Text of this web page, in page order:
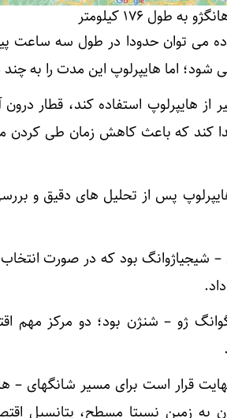
۱۷۶ کیلومتر
را با جاده می توان حدودا در طول سه
اما هایپرلوپ این مدت را به
هایپرلوپ استفاده کند، قطار
پس از تحلیل های دقیق و
شیجیاژوانگ بود که در صورت
ژو – شنژن بود؛ دو مرکز مهم
قرار است برای مسیر شانگهای –
به زمین نسبتا مسطح، پتانسیل